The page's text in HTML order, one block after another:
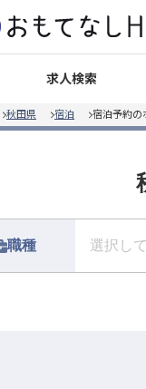
求人検索
秋田県 宿泊 宿泊予約の
職種 選択し